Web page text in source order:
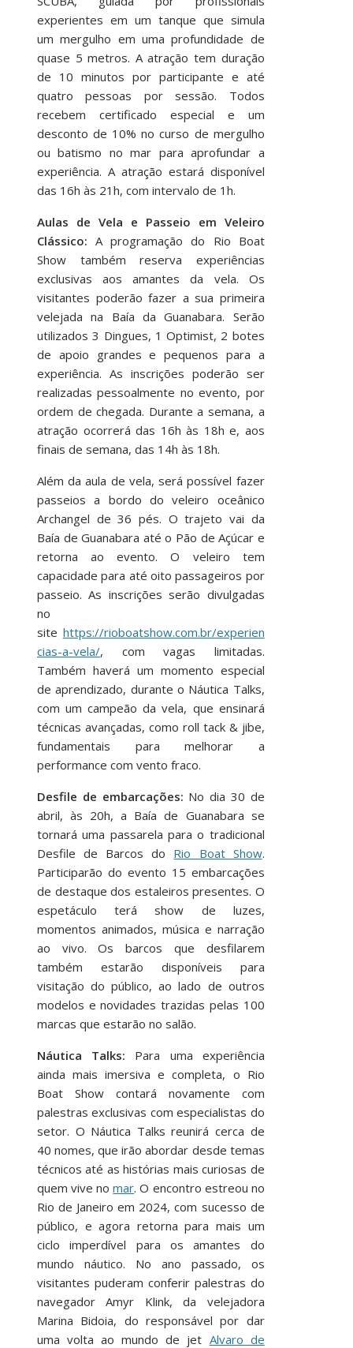
experientes em um tanque que simula
um mergulho em uma profundidade de
quase 5 metros. A atração tem duração
de 10 minutos por participante e até
quatro pessoas por sessão. Todos
recebem certificado especial e um
desconto de 10% no curso de mergulho
ou batismo no mar para aprofundar a
experiência. A atração estará disponível
das 16h às 21h, com intervalo de 1h.
Aulas de Vela e Passeio em Veleiro
Clássico:A programação do Rio Boat
Show também reserva experiências
exclusivas aos amantes da vela. Os
visitantes poderão fazer a sua primeira
velejada na Baía da Guanabara. Serão
utilizados 3 Dingues, 1 Optimist, 2 botes
de apoio grandes e pequenos para a
experiência. As inscrições poderão ser
realizadas pessoalmente no evento, por
ordem de chegada. Durante a semana, a
atração ocorrerá das 16h às 18h e, aos
finais de semana, das 14h às 18h.
Além da aula de vela, será possível fazer
passeios a bordo do veleiro oceânico
Archangel de 36 pés. O trajeto vai da
Baía de Guanabara até o Pão de Açúcar e
retorna ao evento. O veleiro tem
capacidade para até oito passageiros por
passeio. As inscrições serão divulgadas
no
site https://rioboatshow.com.br/experien
cias-a-vela/, com vagas limitadas.
Também haverá um momento especial
de aprendizado, durante o Náutica Talks,
com um campeão da vela, que ensinará
técnicas avançadas, como roll tack & jibe,
fundamentais para melhorar a
performance com vento fraco.
Desfile de embarcações: No dia 30 de
abril, às 20h, a Baía de Guanabara se
tornará uma passarela para o tradicional
Desfile de Barcos do Rio Boat Show.
Participarão do evento 15 embarcações
de destaque dos estaleiros presentes. O
espetáculo terá show de luzes,
momentos animados, música e narração
ao vivo. Os barcos que desfilarem
também estarão disponíveis para
visitação do público, ao lado de outros
modelos e novidades trazidas pelas 100
marcas que estarão no salão.
Náutica Talks: Para uma experiência
ainda mais imersiva e completa, o Rio
Boat Show contará novamente com
palestras exclusivas com especialistas do
setor. O Náutica Talks reunirá cerca de
40 nomes, que irão abordar desde temas
técnicos até as histórias mais curiosas de
quem vive nomar. O encontro estreou no
Rio de Janeiro em 2024, com sucesso de
público, e agora retorna para mais um
ciclo imperdível para os amantes do
mundo náutico. No ano passado, os
visitantes puderam conferir palestras do
navegador Amyr Klink, da velejadora
Marina Bidoia, do responsável por dar
uma volta ao mundo de jet Alvaro de